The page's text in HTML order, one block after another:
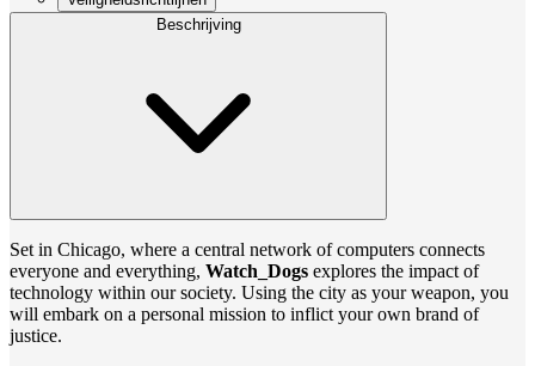
Beschrijving
Set in Chicago, where a central network of computers connects
everyone and everything, Watch_Dogs explores the impact of
technology within our society. Using the city as your weapon, you
will embark on a personal mission to inflict your own brand of
justice.